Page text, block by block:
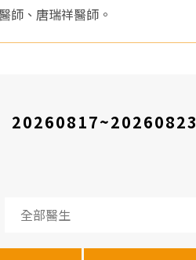
師、唐瑞祥醫師。
20260817~20260823